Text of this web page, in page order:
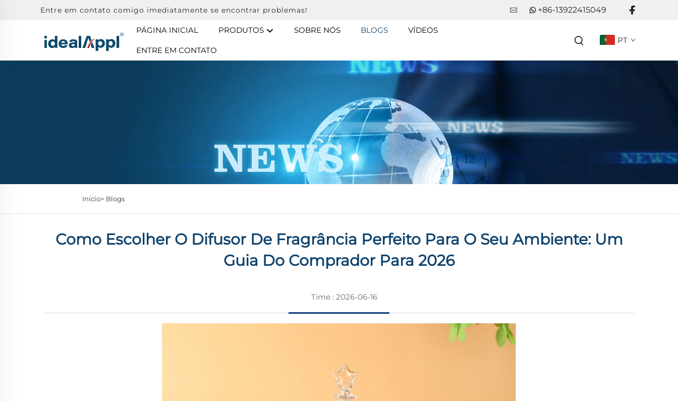
Entre em contato comigo imediatamente se encontrar problemas! +86-13922415049
PÁGINA INICIAL PRODUTOS SOBRE NÓS BLOGS VÍDEOS
ENTRE EM CONTATO
PT
Início> Blogs
Como Escolher O Difusor De Fragrância Perfeito Para O Seu Ambiente: Um
Guia Do Comprador Para 2026
Time : 2026-06-16